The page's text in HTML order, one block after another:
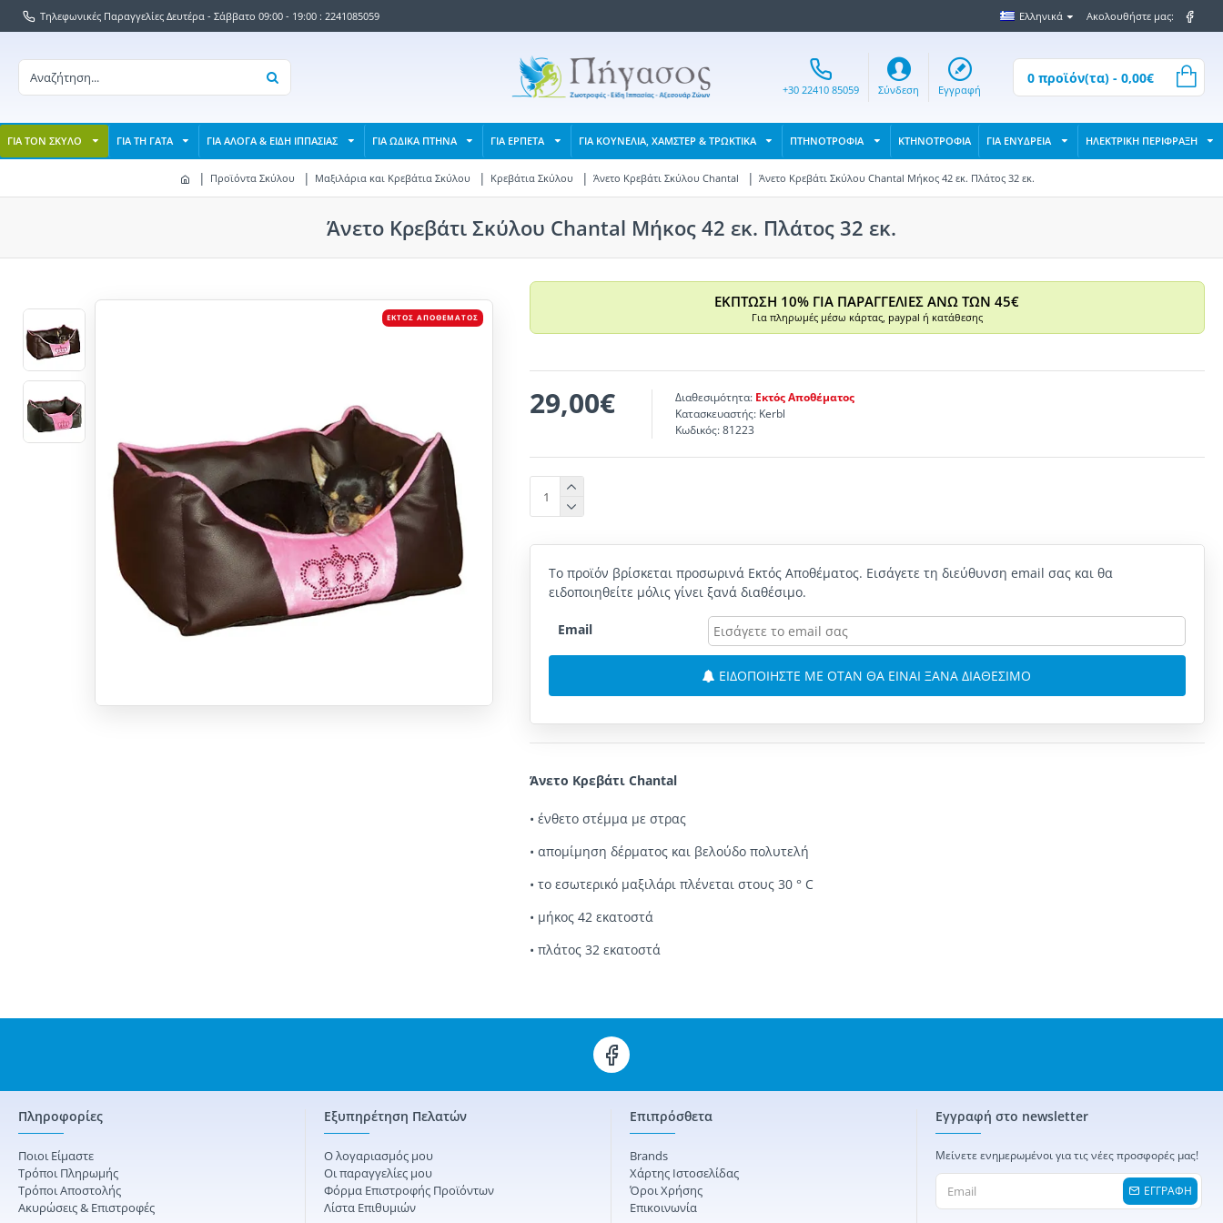
Τηλεφωνικές Παραγγελίες Δευτέρα - Σάββατο 09:00 - 19:00 : 2241085059 Ελληνικά Ακολουθήστε μας:
+30 22410 85059 Σύνδεση Εγγραφή
0 προϊόν(τα) - 0,00€
ΓΙΑ ΤΟΝ ΣΚΥΛΟ ΓΙΑ ΤΗ ΓΑΤΑ ΓΙΑ ΑΛΟΓΑ & ΕΙΔΗ ΙΠΠΑΣΙΑΣ ΓΙΑ ΩΔΙΚΑ ΠΤΗΝΑ ΓΙΑ ΕΡΠΕΤΑ ΓΙΑ ΚΟΥΝΕΛΙΑ, ΧΑΜΣΤΕΡ & ΤΡΩΚΤΙΚΑ ΠΤΗΝΟΤΡΟΦΙΑ ΚΤΗΝΟΤΡΟΦΙΑ ΓΙΑ ΕΝΥΔΡΕΙΑ ΗΛΕΚΤΡΙΚΗ ΠΕΡΙΦΡΑΞΗ
Προϊόντα Σκύλου Μαξιλάρια και Κρεβάτια Σκύλου Κρεβάτια Σκύλου Άνετο Κρεβάτι Σκύλου Chantal Άνετο Κρεβάτι Σκύλου Chantal Μήκος 42 εκ. Πλάτος 32 εκ.
Άνετο Κρεβάτι Σκύλου Chantal Μήκος 42 εκ. Πλάτος 32 εκ.
ΕΚΤΌΣ ΑΠΟΘΈΜΑΤΟΣ
ΕΚΠΤΩΣΗ 10% ΓΙΑ ΠΑΡΑΓΓΕΛΙΕΣ ΑΝΩ ΤΩΝ 45€
Για πληρωμές μέσω κάρτας, paypal ή κατάθεσης
29,00€ Διαθεσιμότητα: Εκτός Αποθέματος
Κατασκευαστής: Kerbl
Κωδικός: 81223
Το προϊόν βρίσκεται προσωρινά Εκτός Αποθέματος. Εισάγετε τη διεύθυνση email σας και θα
ειδοποιηθείτε μόλις γίνει ξανά διαθέσιμο.
Email
ΕΙΔΟΠΟΙΗΣΤΕ ΜΕ ΟΤΑΝ ΘΑ ΕΙΝΑΙ ΞΑΝΑ ΔΙΑΘΕΣΙΜΟ
Άνετο Κρεβάτι Chantal
• ένθετο στέμμα με στρας
• απομίμηση δέρματος και βελούδο πολυτελή
• το εσωτερικό μαξιλάρι πλένεται στους 30 ° C
• μήκος 42 εκατοστά
• πλάτος 32 εκατοστά
Πληροφορίες
Ποιοι Είμαστε
Τρόποι Πληρωμής
Τρόποι Αποστολής
Ακυρώσεις & Επιστροφές
Εξυπηρέτηση Πελατών
Ο λογαριασμός μου
Οι παραγγελίες μου
Φόρμα Επιστροφής Προϊόντων
Λίστα Επιθυμιών
Επιπρόσθετα
Brands
Χάρτης Ιστοσελίδας
Όροι Χρήσης
Επικοινωνία
Εγγραφή στο newsletter
Μείνετε ενημερωμένοι για τις νέες προσφορές μας!
ΕΓΓΡΑΦΗ